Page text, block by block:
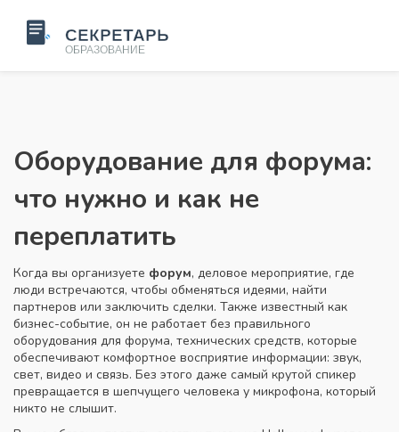
Оборудование для форума:
что нужно и как не
переплатить
Когда вы организуете форум, деловое мероприятие, где
люди встречаются, чтобы обменяться идеями, найти
партнеров или заключить сделки. Также известный как
бизнес-событие, он не работает без правильного
оборудования для форума, технических средств, которые
обеспечивают комфортное восприятие информации: звук,
свет, видео и связь. Без этого даже самый крутой спикер
превращается в шепчущего человека у микрофона, который
никто не слышит.